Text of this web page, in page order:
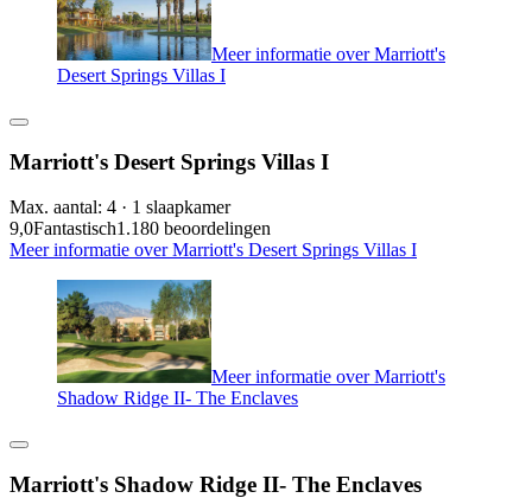
Meer informatie over Marriott's
Desert Springs Villas I
Marriott's Desert Springs Villas I
Max. aantal: 4 · 1 slaapkamer
9,0Fantastisch1.180 beoordelingen
Meer informatie over Marriott's Desert Springs Villas I
Meer informatie over Marriott's
Shadow Ridge II- The Enclaves
Marriott's Shadow Ridge II- The Enclaves